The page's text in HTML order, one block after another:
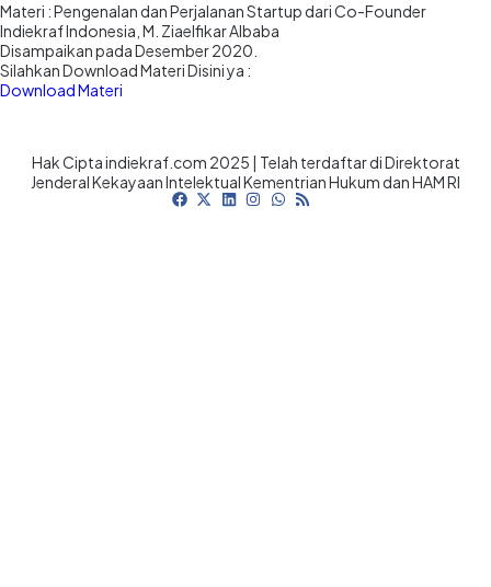
Materi : Pengenalan dan Perjalanan Startup dari Co-Founder
Indiekraf Indonesia, M. Ziaelfikar Albaba
Disampaikan pada Desember 2020.
Silahkan Download Materi Disini ya :
Download Materi
Hak Cipta indiekraf.com 2025 | Telah terdaftar di Direktorat
Jenderal Kekayaan Intelektual Kementrian Hukum dan HAM RI